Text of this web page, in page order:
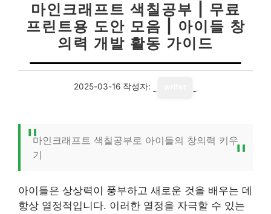
마인크래프트 색칠공부 | 무료
프린트용 도안 모음 | 아이들 창
의력 개발 활동 가이드
2025-03-16 작성자:
마인크래프트 색칠공부로 아이들의 창의력 키우
기
아이들은 상상력이 풍부하고 새로운 것을 배우는 데
항상 열정적입니다. 이러한 열정을 자극할 수 있는